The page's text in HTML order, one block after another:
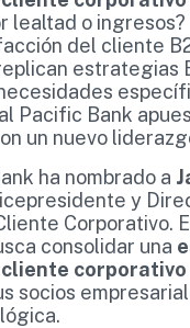
lealtad o ingresos?
del cliente
estrategias
Pacific Bank
un nuevo
ha nombrado a
y
Corporativo.
consolidar una
corporativo
socios